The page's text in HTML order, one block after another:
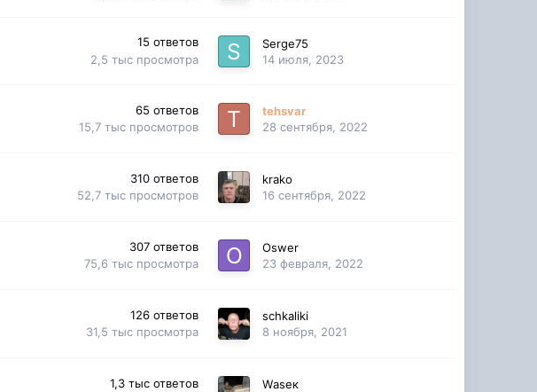
15 ответов
2,5 тыс просмотра
Serge75
14 июля, 2023
65 ответов
15,7 тыс просмотров
tehsvar
28 сентября, 2022
310 ответов
52,7 тыс просмотров
krako
16 сентября, 2022
307 ответов
75,6 тыс просмотра
Oswer
23 февраля, 2022
126 ответов
31,5 тыс просмотра
schkaliki
8 ноября, 2021
1,3 тыс ответов
Wаsек